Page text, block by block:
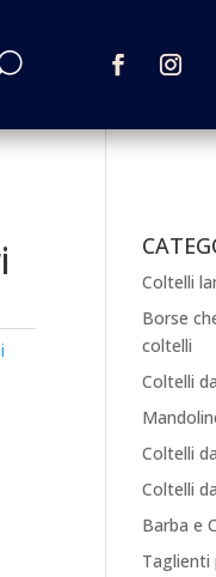
Coltelli
Borse
coltelli
Coltelli
Coltelli
Coltelli
Barba e
Taglienti